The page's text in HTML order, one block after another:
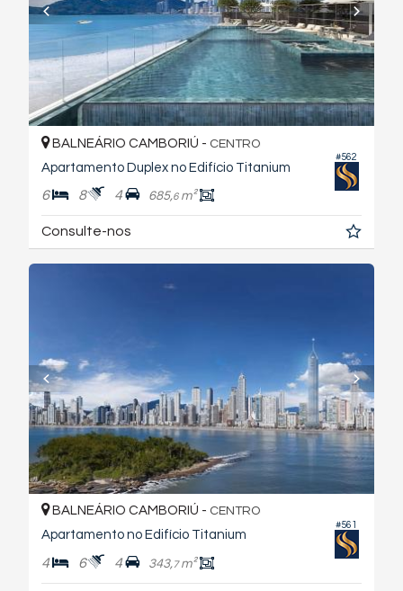
#562
BALNEÁRIO CAMBORIÚ - CENTRO
Apartamento Duplex no Edifício Titanium
6 8 4 685,6m²
Consulte-nos
#561
BALNEÁRIO CAMBORIÚ - CENTRO
Apartamento no Edifício Titanium
4 6 4 343,7m²